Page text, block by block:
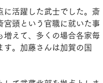
に活躍した武士でした。斎
宮頭という官職に就いた事
増えて、多くの場合各家毎
。加藤さんは加賀の国